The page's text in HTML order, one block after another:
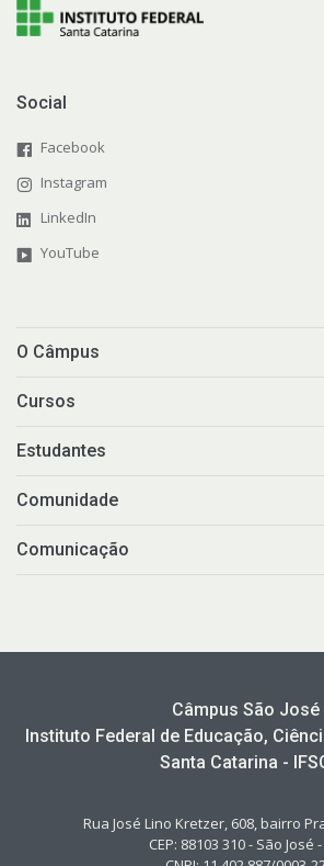
Social
Facebook
Instagram
LinkedIn
YouTube
O Câmpus
Cursos
Estudantes
Comunidade
Comunicação
Câmpus São José
Instituto Federal de Educação,
Santa Catarina -
Rua José Lino Kretzer, 608, bairro
CEP: 88103 310 - São José -